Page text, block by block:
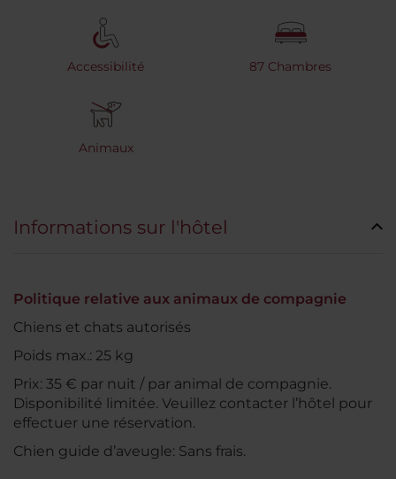
Accessibilité 87 Chambres
Animaux
Informations sur l'hôtel
Politique relative aux animaux de compagnie
Chiens et chats autorisés
Poids max.: 25 kg
Prix: 35 € par nuit / par animal de compagnie.
Disponibilité limitée. Veuillez contacter l’hôtel pour
effectuer une réservation.
Chien guide d’aveugle: Sans frais.